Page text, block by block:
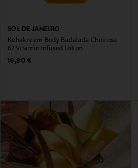
SOL DE JANEIRO
Kehakreem Body Badalada Cheirosa
62 Vitamin Infused Lotion
Original Price
16,90 €